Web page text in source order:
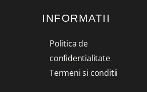
INFORMATII
Politica de
confidentialitate
Termeni si conditii